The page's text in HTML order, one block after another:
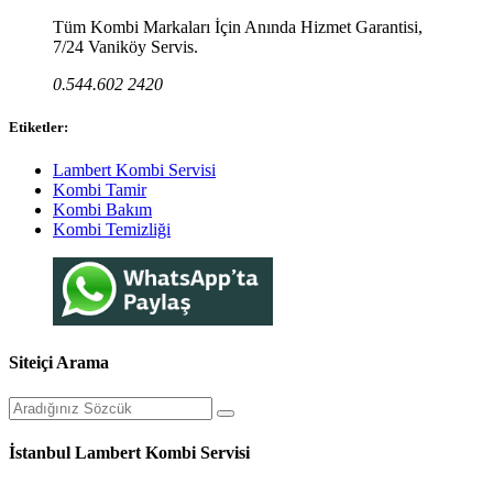
Tüm Kombi Markaları İçin Anında Hizmet Garantisi,
7/24 Vaniköy Servis.
0.544.602 2420
Etiketler:
Lambert Kombi Servisi
Kombi Tamir
Kombi Bakım
Kombi Temizliği
Siteiçi Arama
İstanbul Lambert Kombi Servisi